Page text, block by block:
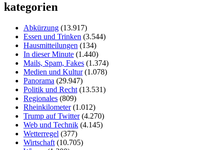
kategorien
Abkürzung (13.917)
Essen und Trinken (3.544)
Hausmitteilungen (134)
In dieser Minute (1.440)
Mails, Spam, Fakes (1.374)
Medien und Kultur(1.078)
Panorama (29.947)
Politik und Recht (13.531)
Regionales (809)
Rheinkilometer(1.012)
Trump auf Twitter(4.270)
Web und Technik (4.145)
Wetterregel (377)
Wirtschaft (10.705)